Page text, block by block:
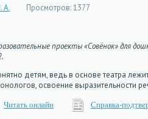
А. Просмотров:1377
проекты «Совёнок» для
детям, ведь в основе театра
освоение выразительности
Читать онлайн Справка-